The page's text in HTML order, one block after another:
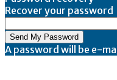
Recover your password
A password will be e-